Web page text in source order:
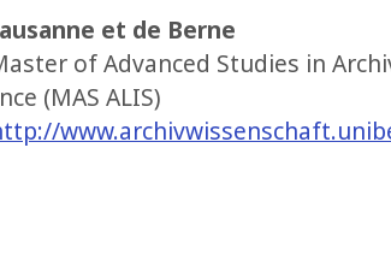
et de Berne
of Advanced Studies in
(MAS ALIS)